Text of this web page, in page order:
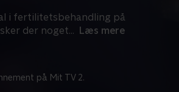
i fertilitetsbehandling på
der noget... Læs mere
på Mit TV 2.